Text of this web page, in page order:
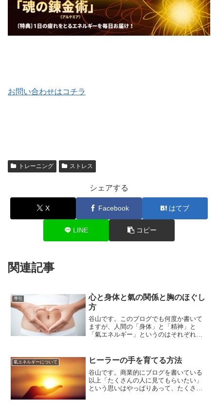
お問い合わせはコチラ
トレーニング ストレス
シェアする
X Facebook はてブ
LINE コピー
関連記事
導引
心と身体と氣の関係と胸のほぐし
方
谷山です。このブログでも何度か書いて
ますが、人間の「身体」と「精神」と
「氣エネルギー」というのはそれぞれが
所でいえば、酷い肩こりの症状が出てる
時ってあまり明るい氣持ち...
氣エネルギーについて ヒーラーの手を育てる方法
谷山です。商業的にブログを書いている
以上「たくさんの人に見てもらいたい」
という思いはやっぱりあって、たくさん